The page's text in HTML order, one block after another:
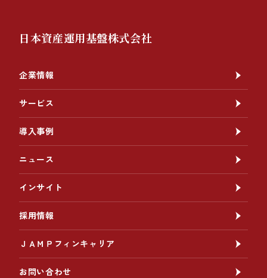
日本資産運用基盤株式会社
企業情報
サービス
導入事例
ニュース
インサイト
採用情報
ＪＡＭＰフィンキャリア
お問い合わせ